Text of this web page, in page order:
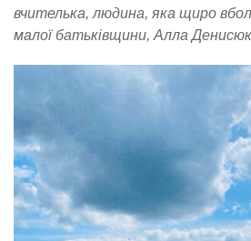
вчителька, людина, яка щиро
малої батьківщини, Алла